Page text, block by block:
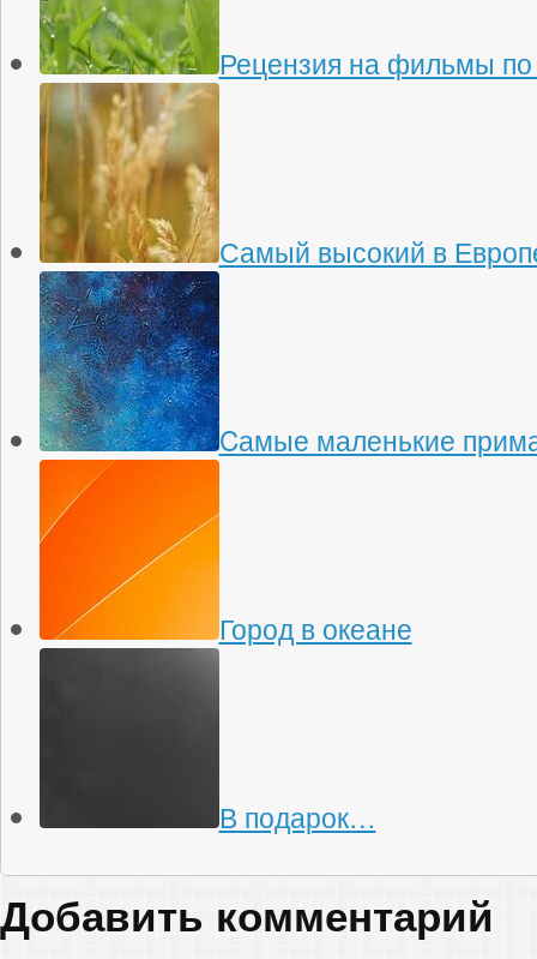
Рецензия на фильмы по
Самый высокий в
Cамые маленькие
Город в океане
В подарок…
Добавить комментарий